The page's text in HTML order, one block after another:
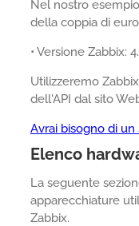
Nel nostro
della coppia di
• Versione Zabbix:
Utilizzeremo
dell'API dal sito
Avrai bisogno di
Elenco
La seguente
apparecchiature
Zabbix.